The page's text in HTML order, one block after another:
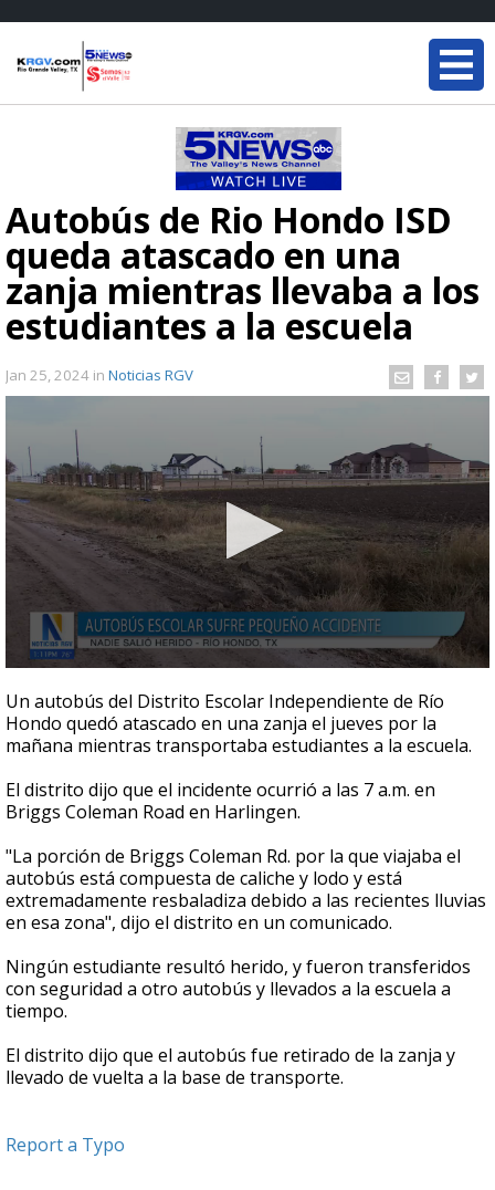
Autobús de Rio Hondo ISD
queda atascado en una
zanja mientras llevaba a los
estudiantes a la escuela
Jan 25, 2024 in Noticias RGV
seconds
of
41
seconds
Un autobús del Distrito Escolar Independiente de Río
Hondo quedó atascado en una zanja el jueves por la
mañana mientras transportaba estudiantes a la escuela.
El distrito dijo que el incidente ocurrió a las 7 a.m. en
Briggs Coleman Road en Harlingen.
"La porción de Briggs Coleman Rd. por la que viajaba el
autobús está compuesta de caliche y lodo y está
extremadamente resbaladiza debido a las recientes lluvias
en esa zona", dijo el distrito en un comunicado.
Ningún estudiante resultó herido, y fueron transferidos
con seguridad a otro autobús y llevados a la escuela a
tiempo.
El distrito dijo que el autobús fue retirado de la zanja y
llevado de vuelta a la base de transporte.
Report a Typo